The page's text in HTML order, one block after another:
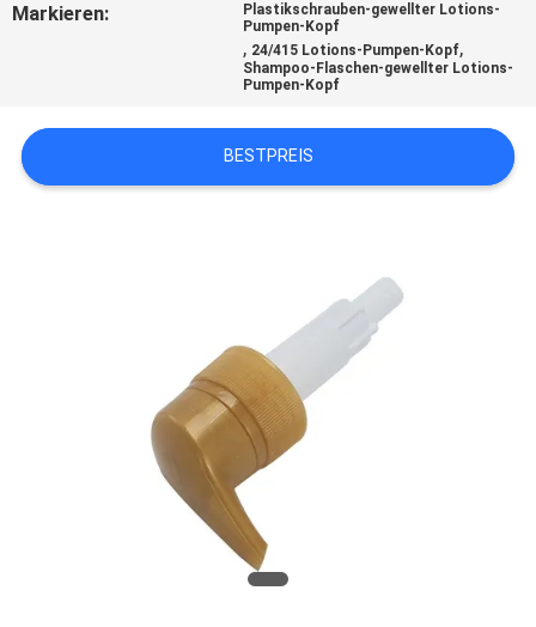
BITTE UM
Markieren:
Plastikschrauben-gewellter Lotions-
Pumpen-Kopf
, 24/415 Lotions-Pumpen-Kopf,
Shampoo-Flaschen-gewellter Lotions-
Pumpen-Kopf
BESTPREIS